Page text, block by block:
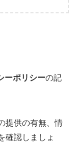
ーポリシーの記
提供の有無、情
確認しましょ